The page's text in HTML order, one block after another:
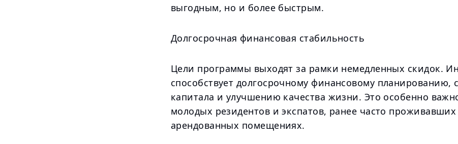
выгодным, но и более быстрым.
Долгосрочная финансовая стабильность
Цели программы выходят за рамки немедленных скидок.
способствует долгосрочному финансовому планированию,
капитала и улучшению качества жизни. Это особенно
молодых резидентов и экспатов, ранее часто проживавших
арендованных помещениях.